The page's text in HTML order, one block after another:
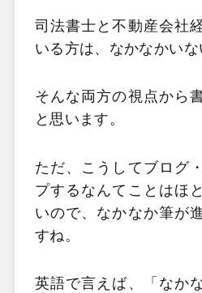
司法書士と不動産会社
いる方は、なかなかいな
そんな両方の視点から
と思います。
ただ、こうしてブログ
プするなんてことはほ
いので、なかなか筆が
すね。
英語で言えば、「なか